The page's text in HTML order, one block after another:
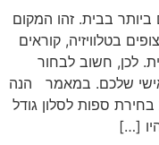
בבית. זהו המקום
בטלוויזיה, קוראים
לכן, חשוב לבחור
שלכם. במאמר הנה
ספות לסלון גודל
[…]